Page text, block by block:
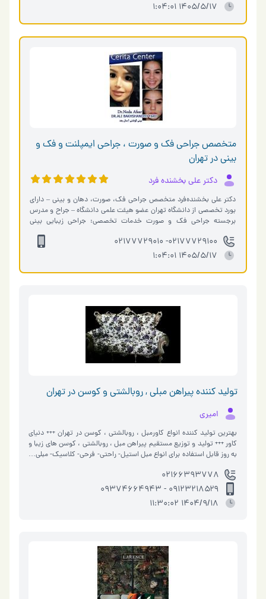
1405/5/17 1:04:01
متخصص جراحی فک و صورت ، جراحی ایمپلنت و فک و
بینی در تهران
دکتر علی بخشنده فرد
دکتر علی بخشنده‌فرد متخصص جراحی فک، صورت، دهان و بینی – دارای
بورد تخصصی از دانشگاه تهران عضو هیئت علمی دانشگاه – جراح و مدرس
برجسته جراحی فک و صورت خدمات تخصصی: جراحی زیبایی بینی
02177729100- 02177729010
1405/5/17 1:04:01
تولید کننده پیراهن مبلی , روبالشتی و کوسن در تهران
امیری
بهترین تولید کننده انواع کاورمبل ، روبالشتی ، کوسن در تهران +++ دنیای
کاور +++ تولید و توزیع مستقیم پیراهن مبل ، روبالشتی ، کوسن های زیبا و
به روز قابل استفاده برای انواع مبل استیل- راحتی- فرحی- کلاسیک- مبلی…
۰۲۱۶۶۳۹۳۷۷۸
۰۹۱۲۳۲۱۸۵۲۹ - ۰۹۳۷۴۶۶۴۹۴۳
1404/9/18 11:30:02